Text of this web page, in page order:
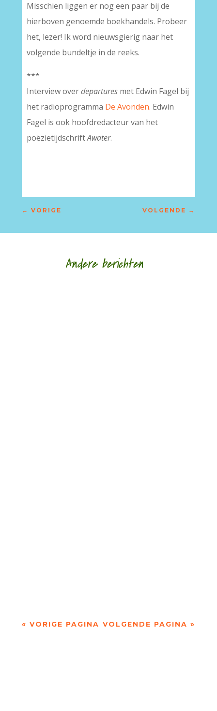
Misschien liggen er nog een paar bij de
hierboven genoemde boekhandels. Probeer
het, lezer! Ik word nieuwsgierig naar het
volgende bundeltje in de reeks.
***
Interview overdeparturesmet Edwin Fagel bij
het radioprogramma De Avonden. Edwin
Fagel is ook hoofdredacteur van het
poëzietijdschriftAwater.
← VORIGE VOLGENDE →
Andere berichten
« VORIGE PAGINA VOLGENDE PAGINA »